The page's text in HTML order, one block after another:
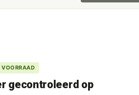
gecontroleerd op